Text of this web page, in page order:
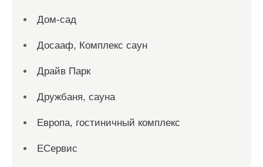
Дом-сад
Досааф, Комплекс саун
Драйв Парк
Дружбаня, сауна
Европа, гостиничный комплекс
ЕСервис